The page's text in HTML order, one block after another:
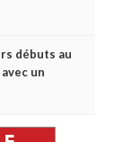
débuts au
un